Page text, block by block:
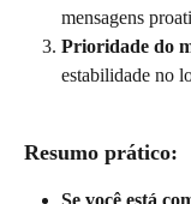
mensagens
Prioridade do
estabilidade no
Resumo prático: